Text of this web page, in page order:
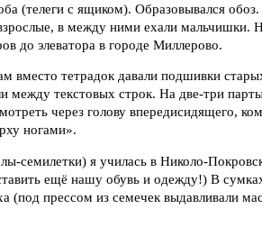
(телеги с ящиком). Образовывался
в между ними ехали мальчишки.
до элеватора в городе Миллерово.
вместо тетрадок давали подшивки
между текстовых строк. На две-три
через голову впередисидящего,
ногами».
семилетки) я училась в Николо-
ещё нашу обувь и одежду!) В
прессом из семечек выдавливали